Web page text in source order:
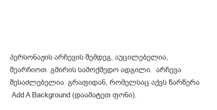
პერსონაჟის არჩევის შემდეგ, აუცილებელია,
შეარჩიოთ გმირის სამოქმედო ადგილი. არჩევა
შესაძლებელია გრაფიდან, რომელსაც აქვს წარწერა
Add A Background (დაამატეთ ფონი).